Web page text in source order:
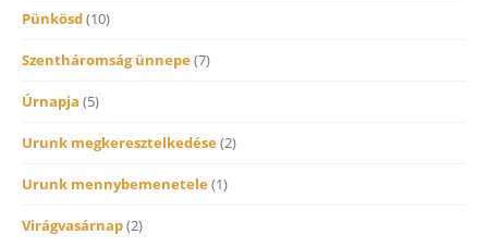
Pünkösd(10)
Szentháromság ünnepe(7)
Úrnapja (5)
Urunk megkeresztelkedése(2)
Urunk mennybemenetele(1)
Virágvasárnap(2)